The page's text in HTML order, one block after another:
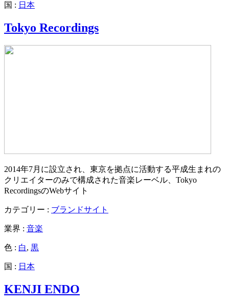
国 : 日本
Tokyo Recordings
2014年7月に設立され、東京を拠点に活動する平成生まれの
クリエイターのみで構成された音楽レーベル、Tokyo
RecordingsのWebサイト
カテゴリー : ブランドサイト
業界 : 音楽
色 : 白, 黒
国 : 日本
KENJI ENDO